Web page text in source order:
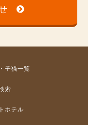
子猫一覧
索
ホテル